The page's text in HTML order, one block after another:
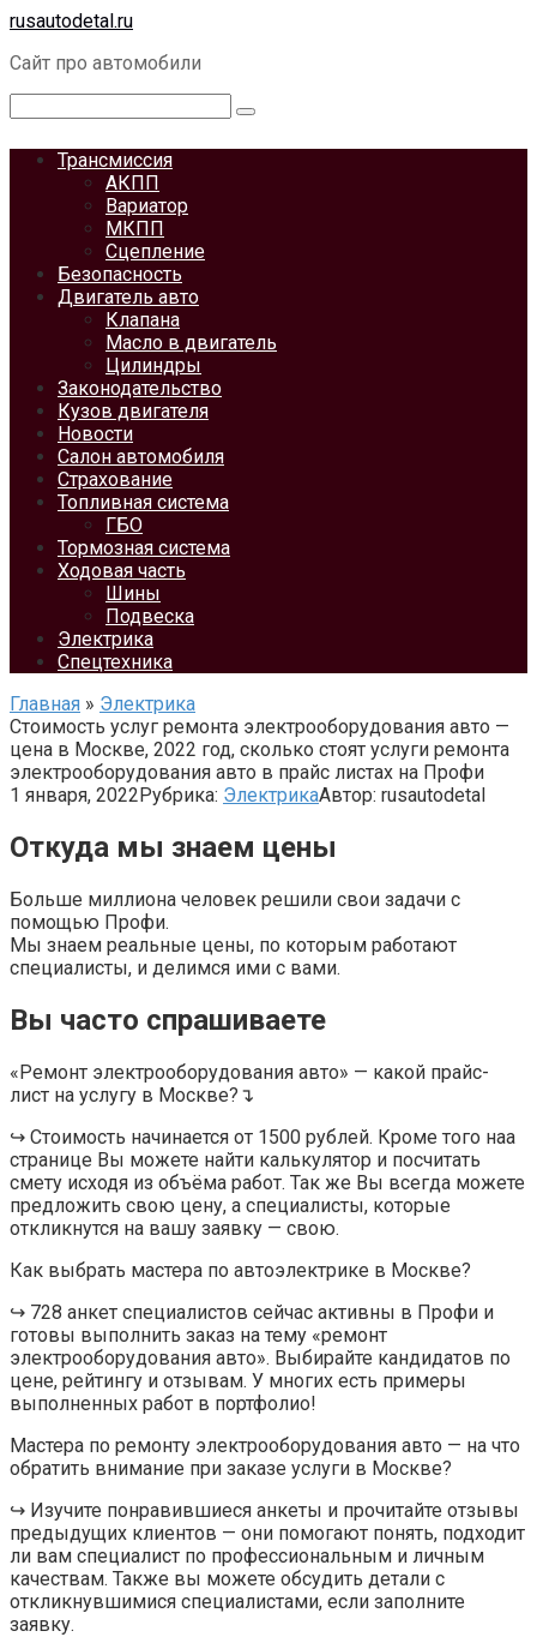
Перейти
контенту
rusautodetal.ru
Сайт про автомобили
Трансмиссия
АКПП
Вариатор
МКПП
Сцепление
Безопасность
Двигатель авто
Клапана
Масло в двигатель
Цилиндры
Законодательство
Кузов двигателя
Новости
Салон автомобиля
Страхование
Топливная система
ГБО
Тормозная система
Ходовая часть
Шины
Подвеска
Электрика
Спецтехника
Главная » Электрика
Стоимость услуг ремонта электрооборудования авто —
цена в Москве, 2022 год, сколько стоят услуги ремонта
электрооборудования авто в прайс листах на Профи
1 января, 2022Рубрика: ЭлектрикаАвтор: rusautodetal
Откуда мы знаем цены
Больше миллиона человек решили свои задачи с
помощью Профи.
Мы знаем реальные цены, по которым работают
специалисты, и делимся ими с вами.
Вы часто спрашиваете
«Ремонт электрооборудования авто» — какой прайс-
лист на услугу в Москве?↴
↪ Стоимость начинается от 1500 рублей. Кроме того наа
странице Вы можете найти калькулятор и посчитать
смету исходя из объёма работ. Так же Вы всегда можете
предложить свою цену, а специалисты, которые
откликнутся на вашу заявку — свою.
Как выбрать мастера по автоэлектрике в Москве?
↪ 728 анкет специалистов сейчас активны в Профи и
готовы выполнить заказ на тему «ремонт
электрооборудования авто». Выбирайте кандидатов по
цене, рейтингу и отзывам. У многих есть примеры
выполненных работ в портфолио!
Мастера по ремонту электрооборудования авто — на что
обратить внимание при заказе услуги в Москве?
↪ Изучите понравившиеся анкеты и прочитайте отзывы
предыдущих клиентов — они помогают понять, подходит
ли вам специалист по профессиональным и личным
качествам. Также вы можете обсудить детали с
откликнувшимися специалистами, если заполните
заявку.